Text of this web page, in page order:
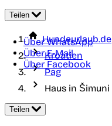
Teilen
Über WhatsApp
Über E-Mail
Über Facebook
Hundeurlaub.de
Kroatien
Pag
Haus in Šimuni
Teilen